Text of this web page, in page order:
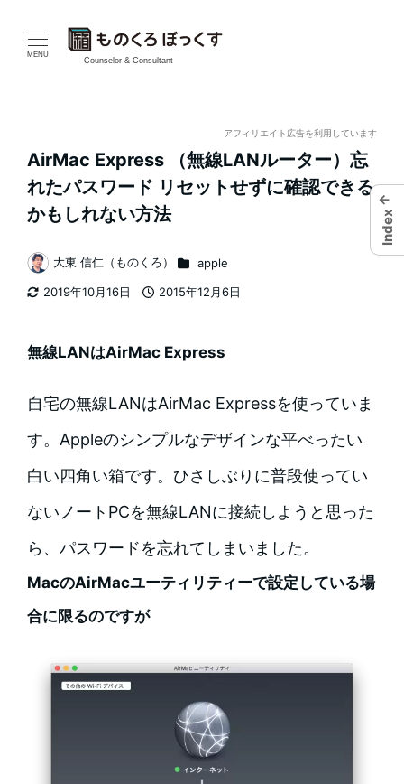
MENU
Counselor & Consultant
アフィリエイト広告を利用しています
AirMac Express （無線LANルーター）忘
れたパスワード リセットせずに確認できる
かもしれない方法
2019年10月16日
2015年12月6日
著
者
大東 信仁（ものくろ） カテゴリー
apple
無線LANはAirMac Express
自宅の無線LANはAirMac Expressを使っていま
す。Appleのシンプルなデザインな平べったい
白い四角い箱です。ひさしぶりに普段使ってい
ないノートPCを無線LANに接続しようと思った
ら、パスワードを忘れてしまいました。
MacのAirMacユーティリティーで設定している場
合に限るのですが
←
Index